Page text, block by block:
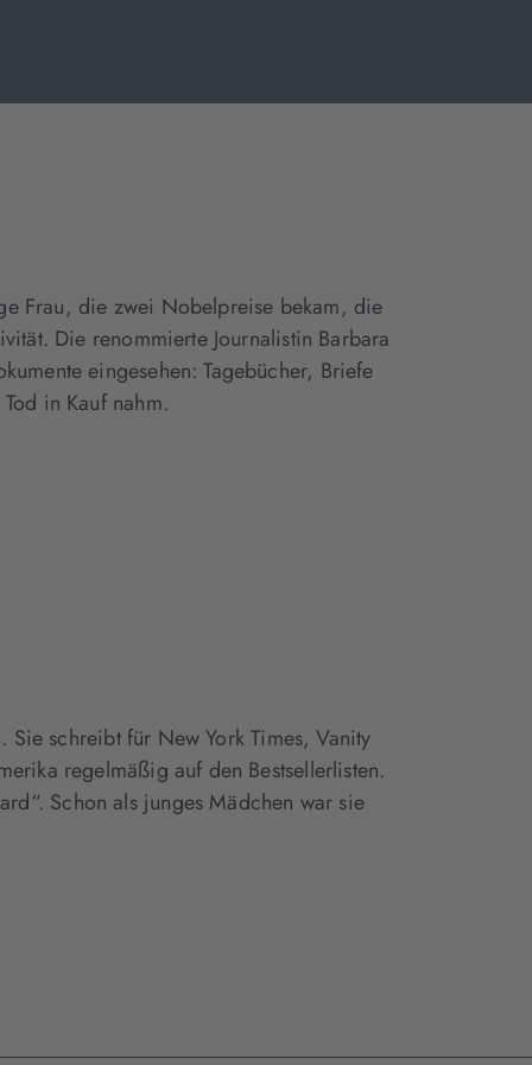
Frau, die zwei Nobelpreise bekam, die
Die renommierte Journalistin Barbara
eingesehen: Tagebücher, Briefe
in Kauf nahm.
schreibt für New York Times, Vanity
regelmäßig auf den Bestsellerlisten.
Schon als junges Mädchen war sie